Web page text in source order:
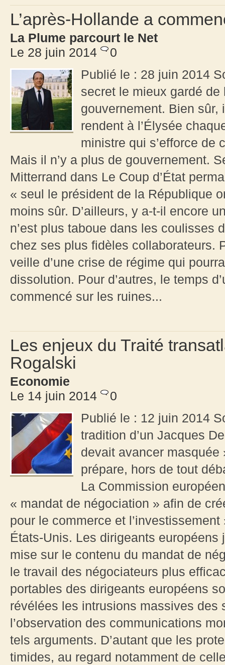
L’après-Hollande a
La Plume parcourt le Net
Le 28 juin 2014
0
Publié le : 28 juin 2014
secret le mieux gardé de
gouvernement. Bien
rendent à l’Élysée
ministre qui s’efforce de
Mais il n’y a plus de gouvernement.
Mitterrand dans Le Coup d’État
« seul le président de la République
moins sûr. D’ailleurs, y a-t-il encore
n’est plus taboue dans les coulisses
chez ses plus fidèles collaborateurs.
veille d’une crise de régime qui
dissolution. Pour d’autres, le temps
commencé sur les ruines...
Les enjeux du Traité
Rogalski
Economie
Le 14 juin 2014
0
Publié le : 12 juin 2014
tradition d’un Jacques
devait avancer masquée
prépare, hors de tout
La Commission
« mandat de négociation » afin de
pour le commerce et
États-Unis. Les dirigeants
mise sur le contenu du mandat de
le travail des négociateurs plus
portables des dirigeants européens
révélées les intrusions massives des
l’observation des communications
tels arguments. D’autant que les
timides, au regard notamment de